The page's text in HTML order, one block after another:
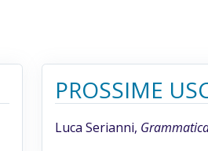
PROSSIME
Luca Serianni,